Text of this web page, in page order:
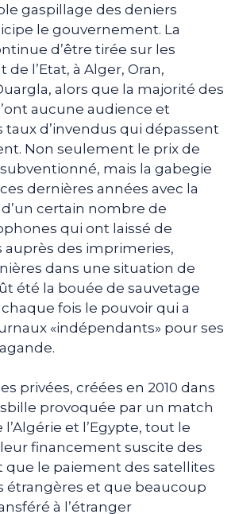
gaspillage des deniers
le gouvernement. La
d’être tirée sur les
l’Etat, à Alger, Oran,
alors que la majorité des
aucune audience et
d’invendus qui dépassent
Non seulement le prix de
mais la gabegie
dernières années avec la
certain nombre de
qui ont laissé de
auprès des imprimeries,
dans une situation de
été la bouée de sauvetage
fois le pouvoir qui a
«indépendants» pour ses
privées, créées en 2010 dans
provoquée par un match
et l’Egypte, tout le
financement suscite des
que le paiement des satellites
étrangères et que beaucoup
à l’étranger